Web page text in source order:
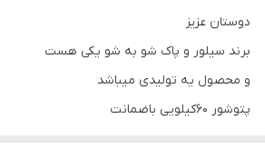
دوستان عزیز
برند سیلور و پاک شو به شو یکی هست
و محصول یه تولیدی میباشد
پتوشور ۶۰کیلویی باضمانت